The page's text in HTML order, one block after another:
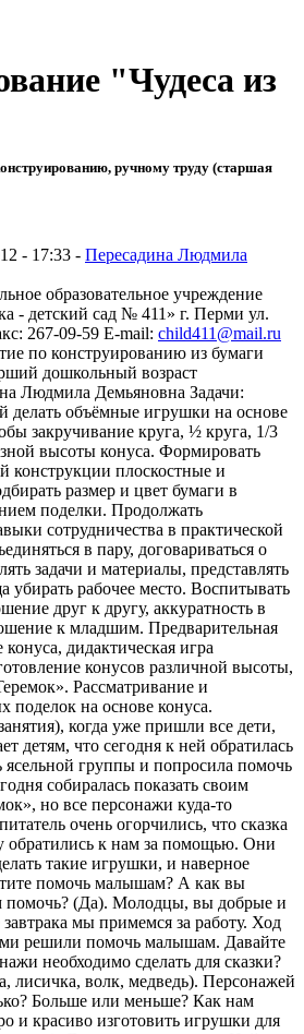
"Чудеса из
ручному труду (старшая
- 17:33 - Пересадина Людмила
образовательное учреждение
- детский сад № 411» г. Перми ул.
267-09-59 E-mail: child411@mail.ru
по конструированию из бумаги
дошкольный возраст
Людмила Демьяновна Задачи:
делать объёмные игрушки на основе
закручивание круга, ½ круга, 1/3
высоты конуса. Формировать
конструкции плоскостные и
размер и цвет бумаги в
поделки. Продолжать
сотрудничества в практической
в пару, договариваться о
задачи и материалы, представлять
убирать рабочее место. Воспитывать
друг к другу, аккуратность в
к младшим. Предварительная
дидактическая игра
конусов различной высоты,
Рассматривание и
поделок на основе конуса.
когда уже пришли все дети,
детям, что сегодня к ней обратилась
ясельной группы и попросила помочь
собиралась показать своим
но все персонажи куда-то
очень огорчились, что сказка
обратились к нам за помощью. Они
такие игрушки, и наверное
помочь малышам? А как вы
помочь? (Да). Молодцы, вы добрые и
мы примемся за работу. Ход
решили помочь малышам. Давайте
необходимо сделать для сказки?
лисичка, волк, медведь). Персонажей
Больше или меньше? Как нам
и красиво изготовить игрушки для